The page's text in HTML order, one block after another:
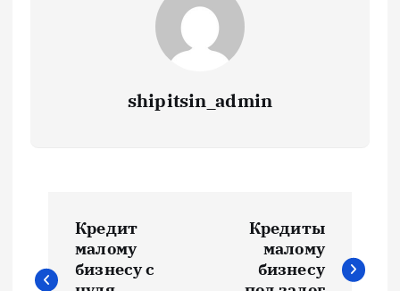
shipitsin_admin
а
Кредит
малому
бизнесу с
Кредиты
малому
бизнесу